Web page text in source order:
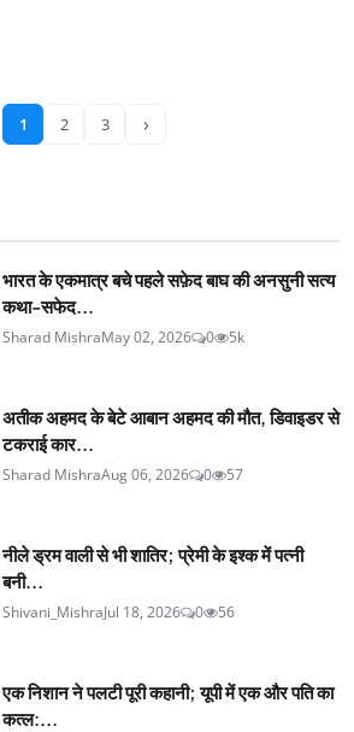
1 2 3 ›
भारत के एकमात्र बचे पहले सफ़ेद बाघ की अनसुनी सत्य
कथा-सफेद...
Sharad MishraMay 02, 2026 0 5k
अतीक अहमद के बेटे आबान अहमद की मौत, डिवाइडर से
टकराई कार...
Sharad MishraAug 06, 2026 0 57
नीले ड्रम वाली से भी शातिर; प्रेमी के इश्‍क में पत्नी
बनी...
Shivani_MishraJul 18, 2026 0 56
एक निशान ने पलटी पूरी कहानी; यूपी में एक और पति का
कत्ल:...